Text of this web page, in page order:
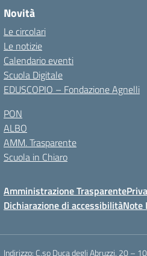
Novità
Le circolari
Le notizie
Calendario eventi
Scuola Digitale
EDUSCOPIO – Fondazione Agnelli
PON
ALBO
AMM. Trasparente
Scuola in Chiaro
Amministrazione Trasparente
Dichiarazione di accessibilitàNote
Indirizzo: C.so Duca degli Abruzzi, 20 –